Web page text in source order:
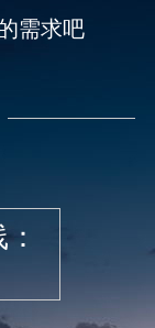
需求吧